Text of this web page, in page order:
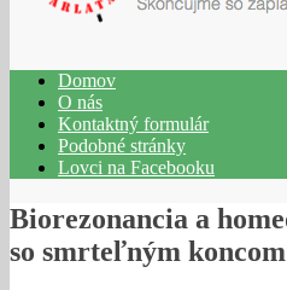
Domov
O nás
Kontaktný formulár
Podobné stránky
Lovci na Facebooku
Biorezonancia a
so smrteľným koncom